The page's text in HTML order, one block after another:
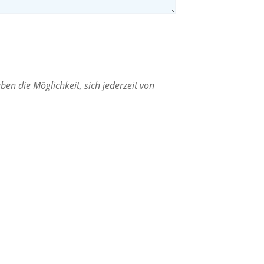
die Möglichkeit, sich jederzeit von